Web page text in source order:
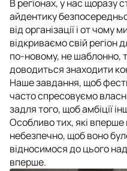
В регіонах, у нас щоразу
айдентику
від організації і от чому
відкриваємо свій
по-новому, не шаблонно,
доводиться знаходити
Наше завдання, щоб
часто спресовуємо власні
задля того, щоб амбіції
Особливо тих, які
небезпечно, щоб воно
відносимося до цього
вперше.